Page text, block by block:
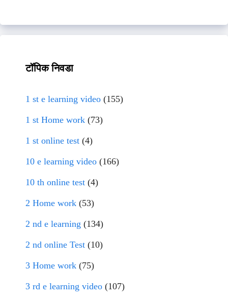
टॉपिक निवडा
1 st e learning video (155)
1 st Home work (73)
1 st online test (4)
10 e learning video (166)
10 th online test (4)
2 Home work (53)
2 nd e learning (134)
2 nd online Test (10)
3 Home work (75)
3 rd e learning video (107)